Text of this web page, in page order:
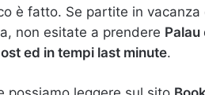
è fatto. Se partite in
non esitate a prendere Palau
ed in tempi last minute.